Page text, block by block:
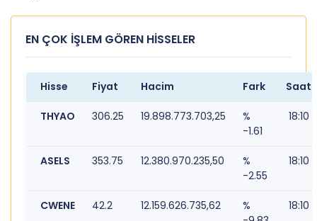
EN ÇOK İŞLEM GÖREN HİSSELER
Hisse Fiyat Hacim Fark Saat
THYAO 306.25 19.898.773.703,25
%
-1.61
18:10
ASELS 353.75 12.380.970.235,50
%
-2.55
18:10
CWENE 42.2 12.159.626.735,62
%
18:10